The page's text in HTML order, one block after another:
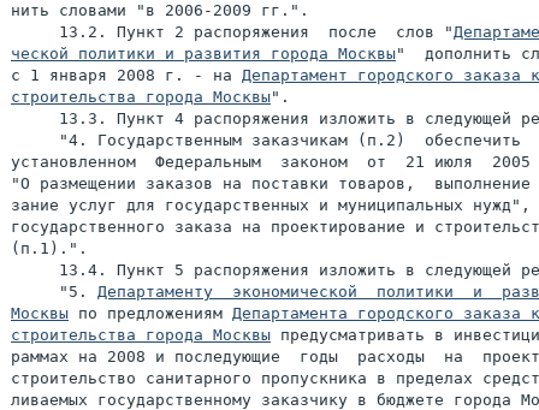
нить словами "в 2006-2009 гг.".
     13.2. Пункт 2 распоряжения  после  слов "
ческой политики и развития города Москвы"  дополнить
с 1 января 2008 г. - на Департамент городского заказа
строительства города Москвы".
13.3. Пункт 4 распоряжения изложить в следующей
"4. Государственным заказчикам (п.2)  обеспечить
установленном  Федеральным  законом  от  21 июля
"О размещении заказов на поставки товаров,
зание услуг для государственных и муниципальных нужд",
государственного заказа на проектирование и
(п.1).".
13.4. Пункт 5 распоряжения изложить в следующей
     "5.
Департаменту  экономической  политики  и
Москвы по предложениям Департамента городского заказа
строительства города Москвы предусматривать в
раммах на 2008 и последующие  годы  расходы  на
строительство санитарного пропускника в пределах
ливаемых государственному заказчику в бюджете города